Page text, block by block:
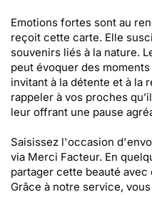
Emotions fortes sont au
reçoit cette carte. Elle
souvenirs liés à la nature.
peut évoquer des
invitant à la détente et à la
rappeler à vos proches
leur offrant une pause
Saisissez l'occasion
via Merci Facteur. En
partager cette beauté
Grâce à notre service,